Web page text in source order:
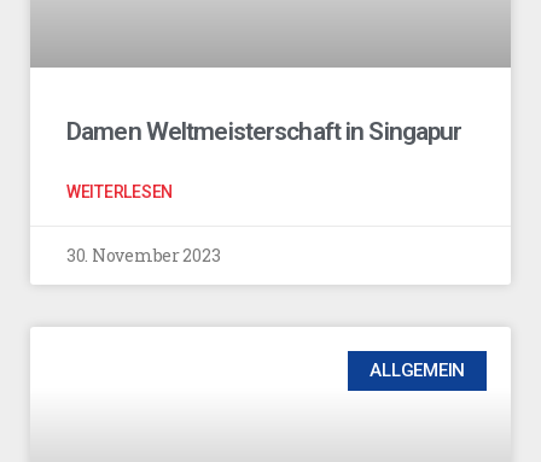
Damen Weltmeisterschaft in Singapur
WEITERLESEN
30. November 2023
ALLGEMEIN